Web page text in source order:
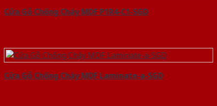
Cửa Gỗ Chống Cháy MDF P1R4-C1-SGD
Cửa Gỗ Chống Cháy MDF Laminate-a-SGD